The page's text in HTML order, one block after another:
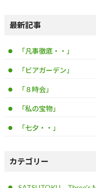
最新記事
「凡事徹底・・」
「ビアガーデン」
「８時会」
「私の宝物」
「七夕・・」
カテゴリー